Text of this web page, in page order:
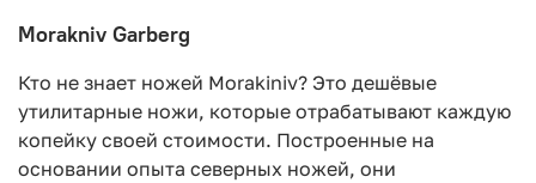
Morakniv Garberg
Кто не знает ножей Morakiniv? Это дешёвые
утилитарные ножи, которые отрабатывают каждую
копейку своей стоимости. Построенные на
основании опыта северных ножей, они